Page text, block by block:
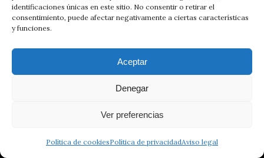
identificaciones únicas en este sitio. No consentir o retirar el
consentimiento, puede afectar negativamente a ciertas características
y funciones.
Aceptar
Denegar
Ver preferencias
Política de cookiesPolítica de privacidadAviso legal
BRUTAL BURGER
12,50 €